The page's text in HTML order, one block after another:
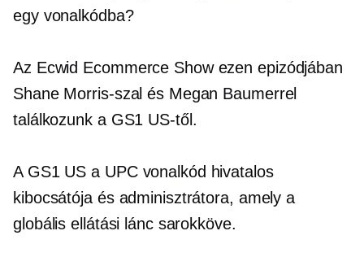
egy vonalkódba?
Az Ecwid Ecommerce Show ezen epizódjában
Shane Morris-szal és Megan Baumerrel
találkozunk a GS1 US-től.
A GS1 US a UPC vonalkód hivatalos
kibocsátója és adminisztrátora, amely a
globális ellátási lánc sarokköve.